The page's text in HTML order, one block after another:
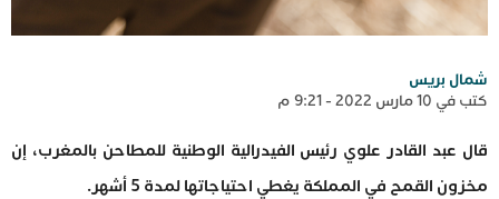
شمال بريس
كتب في 10 مارس 2022 - 9:21 م
قال عبد القادر علوي رئيس الفيدرالية الوطنية للمطاحن بالمغرب، إن
مخزون القمح في المملكة يغطي احتياجاتها لمدة 5 أشهر.